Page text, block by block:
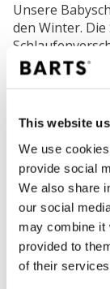
This website
We use
provide social
We also share
our social
may combine it
provided to
of their
Unsere
den Winter.
bleiben, und
über den Kopf
SHOP
Damen
Herren
Mädchen
Jungen